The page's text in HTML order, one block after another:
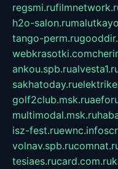
regsmi.ru
h2o-salon.ru
tango-perm.ru
webkrasotki.com
ankou.spb.ru
sakhatoday.ru
golf2club.msk.ru
multimodal.msk.ru
isz-fest.ruewnc.info
volnav.spb.ru
tesiaes.rucard.com.ru